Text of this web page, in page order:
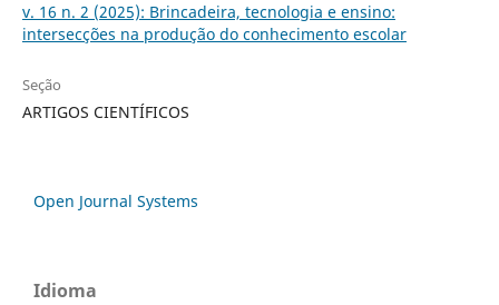
v. 16 n. 2 (2025): Brincadeira, tecnologia e ensino:
intersecções na produção do conhecimento escolar
Seção
ARTIGOS CIENTÍFICOS
Open Journal Systems
Idioma